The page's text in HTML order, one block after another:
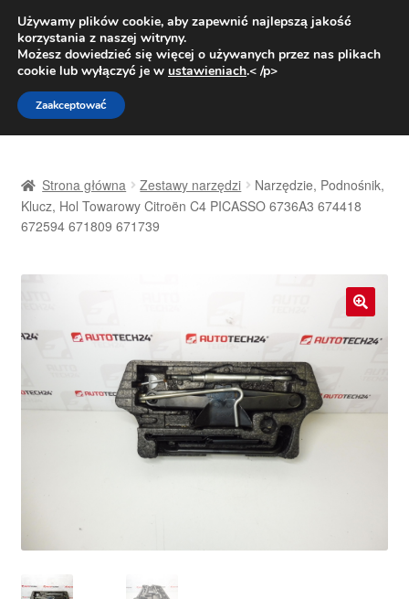
DOSTAWA od 31 zł
Pn.-pt. 9:00-16:00800 003 167
Przejdź
do
nawigacji
Przejdź
do
treści
Dostawa
Moje konto
O nas
Skarga
Strona główna Zestawy narzędzi
Narzędzie, Podnośnik,
Klucz, Hol Towarowy Citroën C4 PICASSO 6736A3 674418
672594 671809 671739
Używamy plików cookie, aby zapewnić najlepszą jakość
korzystania z naszej witryny.
Możesz dowiedzieć się więcej o używanych przez nas plikach
cookie lub wyłączyć je w ustawieniach.< /p>
Zaakceptować